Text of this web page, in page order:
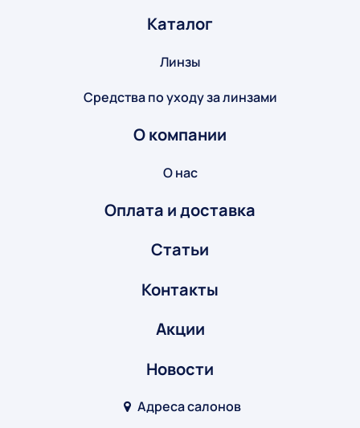
Каталог
Линзы
Средства по уходу за линзами
О компании
О нас
Оплата и доставка
Статьи
Контакты
Акции
Новости
Адреса салонов